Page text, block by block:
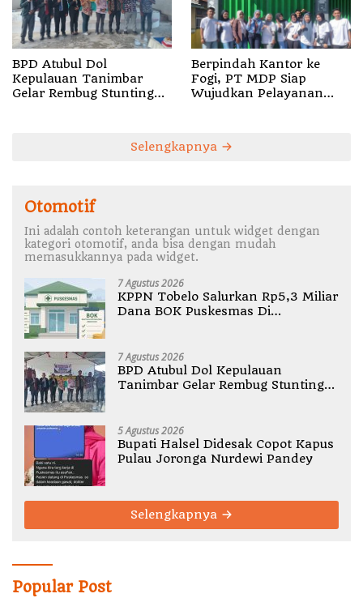
BPD Atubul Dol
Kepulauan Tanimbar
Gelar Rembug Stunting
Berpindah Kantor ke
Fogi, PT MDP Siap
Wujudkan Pelayanan
Selengkapnya
Otomotif
Ini adalah contoh keterangan untuk widget dengan
kategori otomotif, anda bisa dengan mudah
memasukkannya pada widget.
7 Agustus 2026
KPPN Tobelo Salurkan Rp5,3 Miliar
Dana BOK Puskesmas Di
7 Agustus 2026
BPD Atubul Dol Kepulauan
Tanimbar Gelar Rembug Stunting
5 Agustus 2026
Bupati Halsel Didesak Copot Kapus
Pulau Joronga Nurdewi Pandey
Selengkapnya
Popular Post